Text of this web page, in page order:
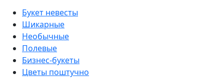
Букет невесты
Шикарные
Необычные
Полевые
Бизнес-букеты
Цветы поштучно